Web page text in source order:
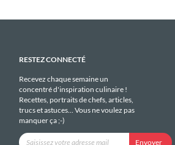
RESTEZ CONNECTÉ
Recevez chaque semaine un
concentré d'inspiration culinaire !
Recettes, portraits de chefs, articles,
trucs et astuces... Vous ne voulez pas
manquer ça ;-)